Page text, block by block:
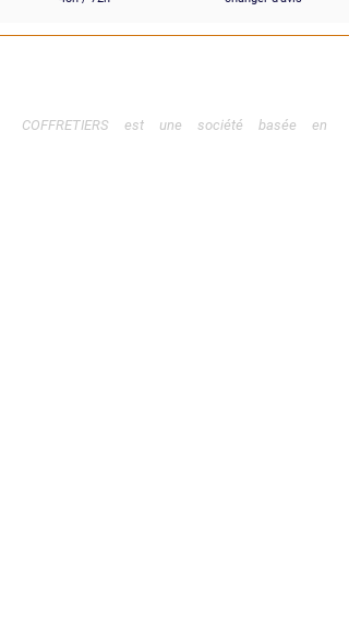
COFFRETIERS est une société basée en